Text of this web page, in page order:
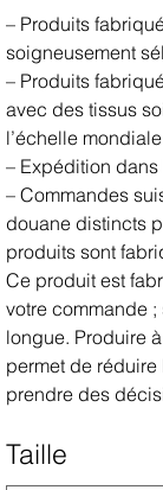
– Produits
soigneusement
– Produits
avec des tissus
l’échelle mondiale
– Expédition
– Commandes
douane distincts
produits sont
Ce produit est
votre commande
longue. Produire
permet de
prendre des
Taille